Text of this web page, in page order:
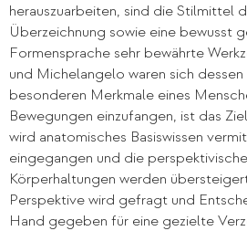
herauszuarbeiten, sind die Stilmittel
Überzeichnung sowie eine bewusst
Formensprache sehr bewährte
und Michelangelo waren sich
besonderen Merkmale eines
Bewegungen einzufangen, ist das
wird anatomisches Basiswissen
eingegangen und die
Körperhaltungen werden
Perspektive wird gefragt und
Hand gegeben für eine gezielte